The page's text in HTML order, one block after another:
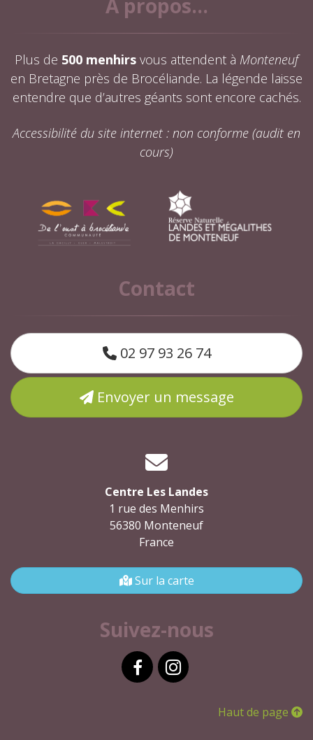
À propos...
Plus de 500 menhirs vous attendent à Monteneuf
en Bretagne près de Brocéliande. La légende laisse
entendre que d’autres géants sont encore cachés.
Accessibilité du site internet : non conforme (audit en
cours)
Contact
02 97 93 26 74
Envoyer un message
Centre Les Landes
1 rue des Menhirs
56380 Monteneuf
France
Sur la carte
Suivez-nous
Haut de page